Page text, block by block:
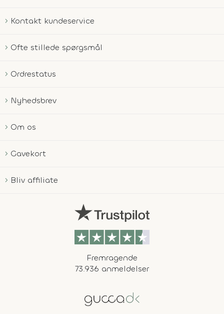
Kontakt kundeservice
Ofte stillede spørgsmål
Ordrestatus
Nyhedsbrev
Om os
Gavekort
Bliv affiliate
Fremragende
73.936 anmeldelser